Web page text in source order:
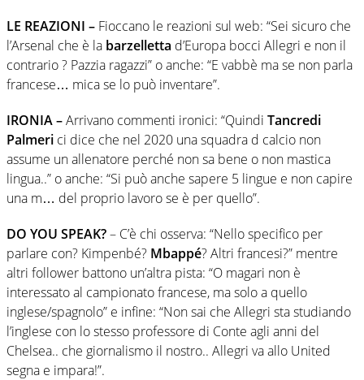
LE REAZIONI – Fioccano le reazioni sul web: “Sei sicuro che
l’Arsenal che è la barzelletta d’Europa bocci Allegri e non il
contrario ? Pazzia ragazzi” o anche: “E vabbè ma se non parla
francese… mica se lo può inventare”.
IRONIA –Arrivano commenti ironici: “Quindi Tancredi
Palmeri ci dice che nel 2020 una squadra d calcio non
assume un allenatore perché non sa bene o non mastica
lingua..” o anche: “Si può anche sapere 5 lingue e non capire
una m… del proprio lavoro se è per quello”.
DO YOU SPEAK?– C’è chi osserva: “Nello specifico per
parlare con? Kimpenbé? Mbappé? Altri francesi?” mentre
altri follower battono un’altra pista: “O magari non è
interessato al campionato francese, ma solo a quello
inglese/spagnolo” e infine: “Non sai che Allegri sta studiando
l’inglese con lo stesso professore di Conte agli anni del
Chelsea.. che giornalismo il nostro.. Allegri va allo United
segna e impara!”.